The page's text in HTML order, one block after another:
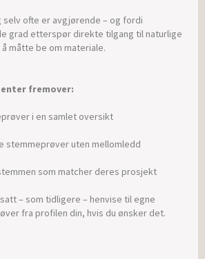
selv ofte er avgjørende – og fordi
grad etterspør direkte tilgang til naturlige
måtte be om materiale.
fremover:
i en samlet oversikt
stemmeprøver uten mellomledd
som matcher deres prosjekt
– som tidligere – henvise til egne
fra profilen din, hvis du ønsker det.